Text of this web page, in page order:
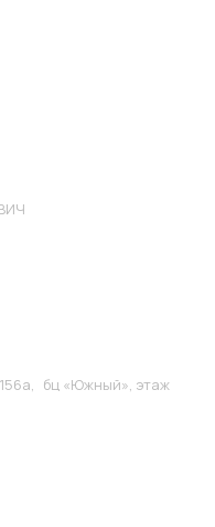
бц «Южный», этаж